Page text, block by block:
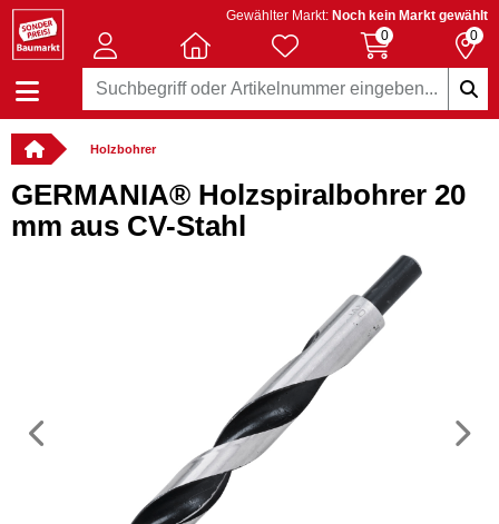
Gewählter Markt: Noch kein Markt gewählt
0
0
Holzbohrer
GERMANIA® Holzspiralbohrer 20
mm aus CV-Stahl
Vorheriges